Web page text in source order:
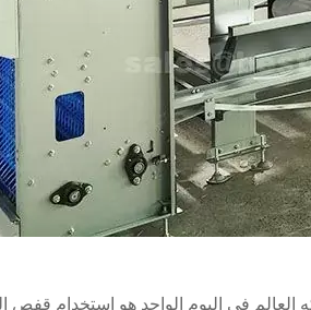
في اليوم الواحد هو استخدام قفص